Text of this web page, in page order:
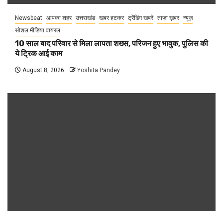
Newsbeat आपका शहर उत्तराखंड खबर हटकर ट्रेंडिंग खबरें ताज़ा ख़बर न्यूज़
सोशल मीडिया वायरल
10 साल बाद परिवार से मिला लापता शख्स, परिजन हुए भावुक, पुलिस की
ये ट्रिक आई काम
August 8, 2026 Yoshita Pandey